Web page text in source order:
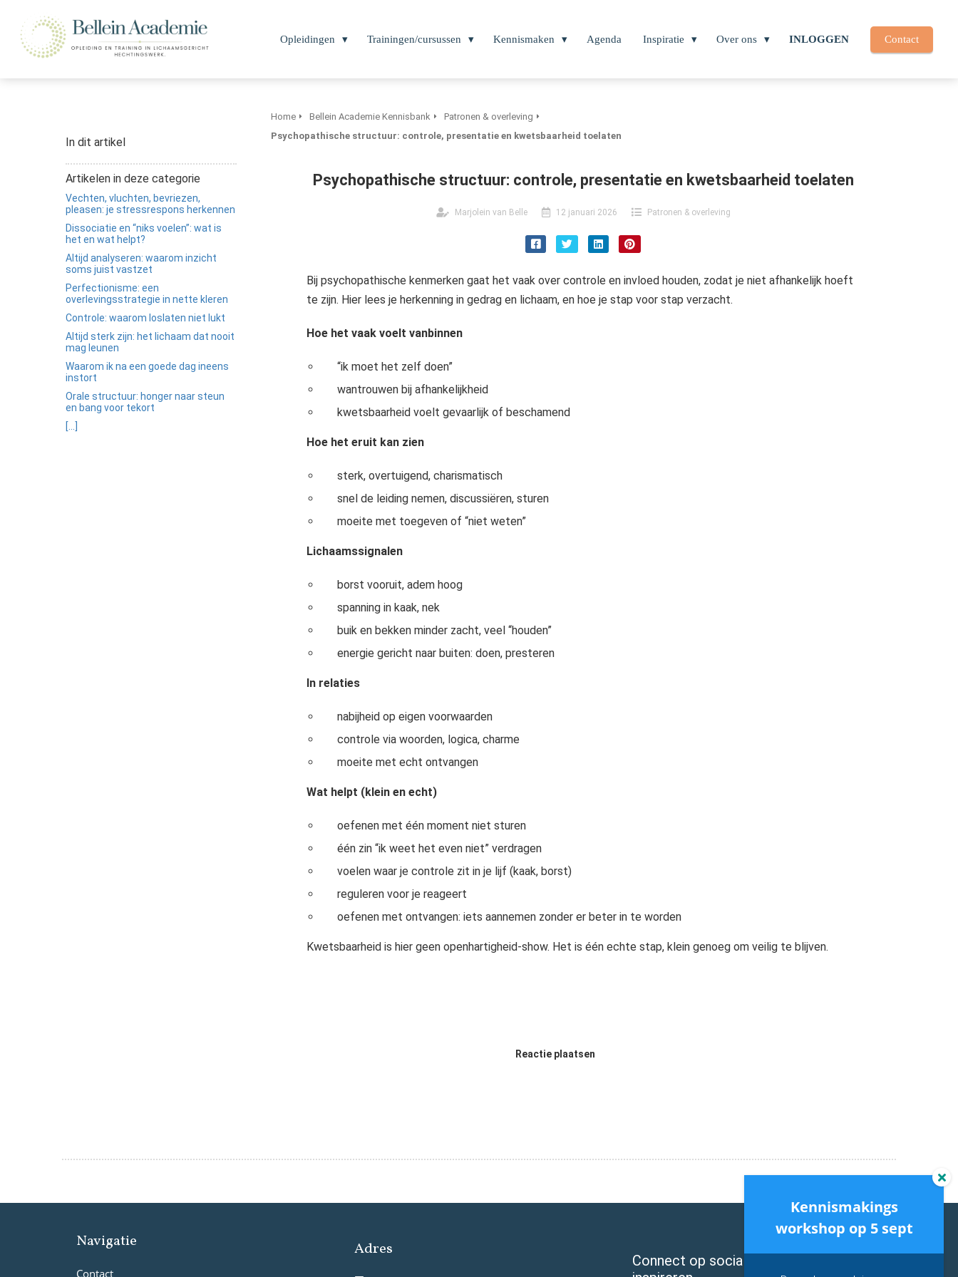
Opleidingen Trainingen/cursussen Kennismaken Agenda Inspiratie Over ons INLOGGEN Contact
In dit artikel
Artikelen in deze categorie
Vechten, vluchten, bevriezen,
pleasen: je stressrespons herkennen
Dissociatie en “niks voelen”: wat is
het en wat helpt?
Altijd analyseren: waarom inzicht
soms juist vastzet
Perfectionisme: een
overlevingsstrategie in nette kleren
Controle: waarom loslaten niet lukt
Altijd sterk zijn: het lichaam dat nooit
mag leunen
Waarom ik na een goede dag ineens
instort
Orale structuur: honger naar steun
en bang voor tekort
[...]
Home Bellein Academie Kennisbank
Patronen & overleving
Psychopathische structuur: controle, presentatie en kwetsbaarheid toelaten
Psychopathische structuur: controle, presentatie en kwetsbaarheid toelaten
Marjolein van Belle 12 januari 2026 Patronen & overleving
Bij psychopathische kenmerken gaat het vaak over controle en invloed houden, zodat je niet afhankelijk hoeft
te zijn. Hier lees je herkenning in gedrag en lichaam, en hoe je stap voor stap verzacht.
Hoe het vaak voelt vanbinnen
“ik moet het zelf doen”
wantrouwen bij afhankelijkheid
kwetsbaarheid voelt gevaarlijk of beschamend
Hoe het eruit kan zien
sterk, overtuigend, charismatisch
snel de leiding nemen, discussiëren, sturen
moeite met toegeven of “niet weten”
Lichaamssignalen
borst vooruit, adem hoog
spanning in kaak, nek
buik en bekken minder zacht, veel “houden”
energie gericht naar buiten: doen, presteren
In relaties
nabijheid op eigen voorwaarden
controle via woorden, logica, charme
moeite met echt ontvangen
Wat helpt (klein en echt)
oefenen met één moment niet sturen
één zin “ik weet het even niet” verdragen
voelen waar je controle zit in je lijf (kaak, borst)
reguleren voor je reageert
oefenen met ontvangen: iets aannemen zonder er beter in te worden
Kwetsbaarheid is hier geen openhartigheid-show. Het is één echte stap, klein genoeg om veilig te blijven.
Reactie plaatsen
Navigatie
Contact
Adres
Connect op social media en laat je
Kennismakings
workshop op 5 sept
te
over
op de
gebruikt
bezoekers te
Hierdoor
website-
relevante
tonen
op het
van deze